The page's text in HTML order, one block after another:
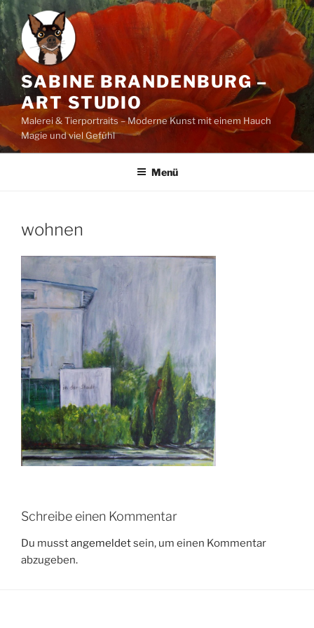
Zum
Inhalt
springen
SABINE BRANDENBURG –
ART STUDIO
Malerei & Tierportraits – Moderne Kunst mit einem Hauch
Magie und viel Gefühl
Menü
wohnen
Schreibe einen Kommentar
Du musstangemeldetsein, um einen Kommentar
abzugeben.